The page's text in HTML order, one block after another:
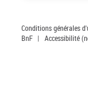
Conditions générales
BnF | Accessibilité